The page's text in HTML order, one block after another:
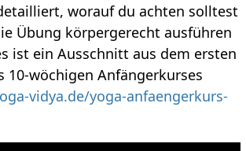
worauf du achten solltest
Übung körpergerecht ausführen
ist ein Ausschnitt aus dem ersten
10-wöchigen Anfängerkurses
vidya.de/yoga-anfaengerkurs-